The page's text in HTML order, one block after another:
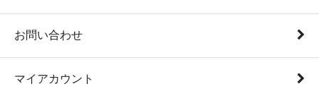
お問い合わせ
マイアカウント